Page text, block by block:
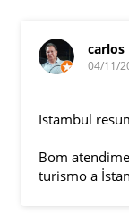
carlos
04/11/
Istambul
Bom
turismo a